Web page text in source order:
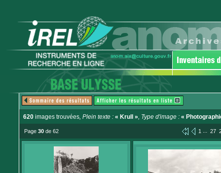
620 images trouvées, Plein texte : « Krull », Type d'image : «
Page 30 de 62 1 ... 27